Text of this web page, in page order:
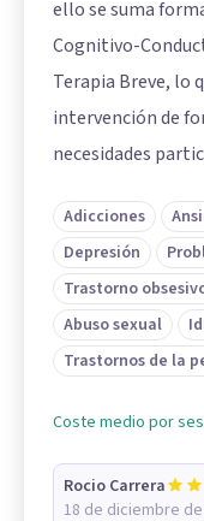
ello se suma
Cognitivo-
Terapia Breve, lo
intervención de
necesidades
Adicciones
Depresión
Trastorno
Abuso sexual
Trastornos de la
Coste medio por
Rocio Carrera
18 de diciembre